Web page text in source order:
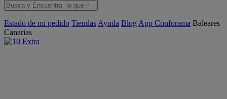
Estado de mi pedido Tiendas Ayuda Blog App Conforama Baleares
Canarias